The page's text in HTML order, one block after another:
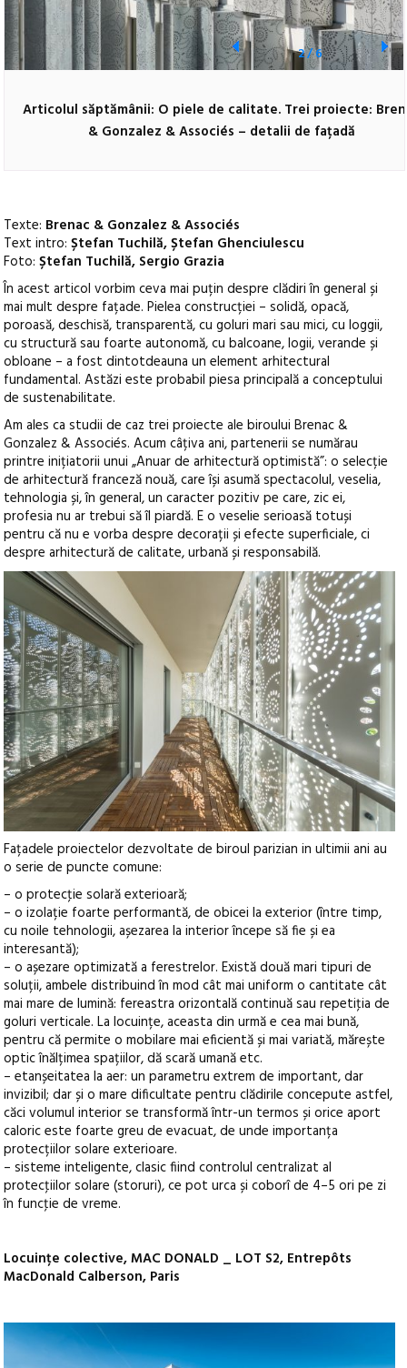
Articolul săptămânii: O piele de calitate. Trei proiecte:
& Gonzalez & Associés – detalii de fațadă
2/6
Texte: Brenac & Gonzalez & Associés
Text intro:Ștefan Tuchilă, Ștefan Ghenciulescu
Foto: Ștefan Tuchilă, Sergio Grazia
În acest articol vorbim ceva mai puțin despre clădiri în general și
mai mult despre fațade. Pielea construcției – solidă, opacă,
poroasă, deschisă, transparentă, cu goluri mari sau mici, cu loggii,
cu structură sau foarte autonomă, cu balcoane, logii, verande și
obloane – a fost dintotdeauna un element arhitectural
fundamental. Astăzi este probabil piesa principală a conceptului
de sustenabilitate.
Am ales ca studii de caz trei proiecte ale biroului Brenac &
Gonzalez & Associés. Acum câțiva ani, partenerii se numărau
printre inițiatorii unui „Anuar de arhitectură optimistă”: o selecție
de arhitectură franceză nouă, care își asumă spectacolul, veselia,
tehnologia și, în general, un caracter pozitiv pe care, zic ei,
profesia nu ar trebui să îl piardă. E o veselie serioasă totuși
pentru că nu e vorba despre decorații și efecte superficiale, ci
despre arhitectură de calitate, urbană și responsabilă.
Fațadele proiectelor dezvoltate de biroul parizian in ultimii ani au
o serie de puncte comune:
– o protecţie solară exterioară;
– o izolație foarte performantă, de obicei la exterior (între timp,
cu noile tehnologii, așezarea la interior începe să fie și ea
interesantă);
– o așezare optimizată a ferestrelor. Există două mari tipuri de
soluții, ambele distribuind în mod cât mai uniform o cantitate cât
mai mare de lumină: fereastra orizontală continuă sau repetiţia de
goluri verticale. La locuințe, aceasta din urmă e cea mai bună,
pentru că permite o mobilare mai eficientă și mai variată, mărește
optic înălțimea spațiilor, dă scară umană etc.
– etanșeitatea la aer: un parametru extrem de important, dar
invizibil; dar și o mare dificultate pentru clădirile concepute astfel,
căci volumul interior se transformă într-un termos și orice aport
caloric este foarte greu de evacuat, de unde importanța
protecțiilor solare exterioare.
– sisteme inteligente, clasic fiind controlul centralizat al
protecţiilor solare (storuri), ce pot urca și coborî de 4–5 ori pe zi
în funcţie de vreme.
Locuințe colective, MAC DONALD _ LOT S2, Entrepôts
MacDonald Calberson, Paris